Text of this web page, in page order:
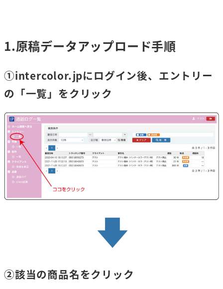
コ
テ
ン
へ
移
動
1.原稿データアップロード手順
①intercolor.jpにログイン後、エントリー
の「一覧」をクリック
②該当の商品名をクリック